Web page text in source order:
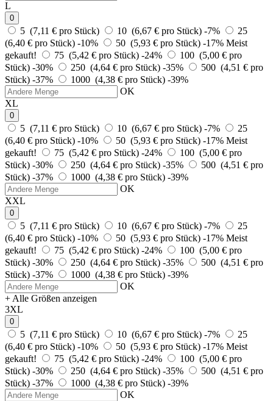
L
0
5 (7,11 € pro Stück) 10 (6,67 € pro Stück) -7%
25
(6,40 € pro Stück) -10% 50 (5,93 € pro Stück) -17% Meist
gekauft!
75 (5,42 € pro Stück) -24%
100 (5,00 € pro
Stück) -30% 250 (4,64 € pro Stück) -35%
500 (4,51 € pro
Stück) -37% 1000 (4,38 € pro Stück) -39%
OK
XL
0
5 (7,11 € pro Stück) 10 (6,67 € pro Stück) -7%
25
(6,40 € pro Stück) -10% 50 (5,93 € pro Stück) -17% Meist
gekauft!
75 (5,42 € pro Stück) -24%
100 (5,00 € pro
Stück) -30% 250 (4,64 € pro Stück) -35%
500 (4,51 € pro
Stück) -37% 1000 (4,38 € pro Stück) -39%
OK
XXL
0
5 (7,11 € pro Stück) 10 (6,67 € pro Stück) -7%
25
(6,40 € pro Stück) -10% 50 (5,93 € pro Stück) -17% Meist
gekauft!
75 (5,42 € pro Stück) -24%
100 (5,00 € pro
Stück) -30% 250 (4,64 € pro Stück) -35%
500 (4,51 € pro
Stück) -37% 1000 (4,38 € pro Stück) -39%
OK
+ Alle Größen anzeigen
3XL
0
5 (7,11 € pro Stück) 10 (6,67 € pro Stück) -7%
25
(6,40 € pro Stück) -10% 50 (5,93 € pro Stück) -17% Meist
gekauft!
75 (5,42 € pro Stück) -24%
100 (5,00 € pro
Stück) -30% 250 (4,64 € pro Stück) -35%
500 (4,51 € pro
Stück) -37% 1000 (4,38 € pro Stück) -39%
OK